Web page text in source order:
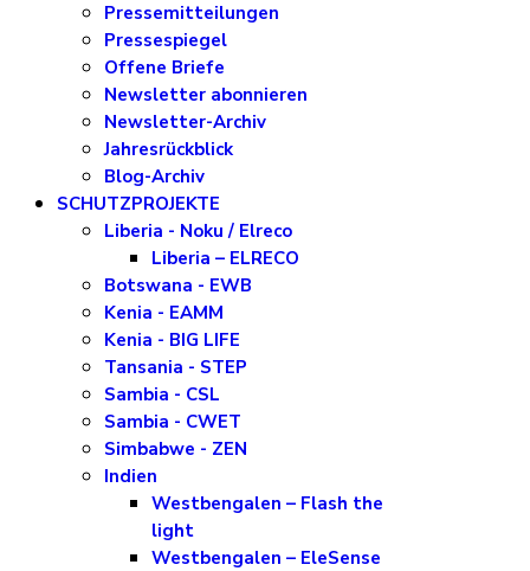
Pressemitteilungen
Pressespiegel
Offene Briefe
Newsletter abonnieren
Newsletter-Archiv
Jahresrückblick
Blog-Archiv
SCHUTZPROJEKTE
Liberia - Noku / Elreco
Liberia – ELRECO
Botswana - EWB
Kenia - EAMM
Kenia - BIG LIFE
Tansania - STEP
Sambia - CSL
Sambia - CWET
Simbabwe - ZEN
Indien
Westbengalen – Flash the
light
Westbengalen – EleSense